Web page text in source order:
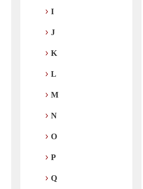
I
J
K
L
M
N
O
P
Q